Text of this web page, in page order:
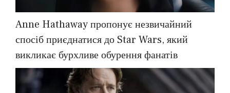
Anne Hathaway пропонує незвичайний
спосіб приєднатися до Star Wars, який
викликає бурхливе обурення фанатів